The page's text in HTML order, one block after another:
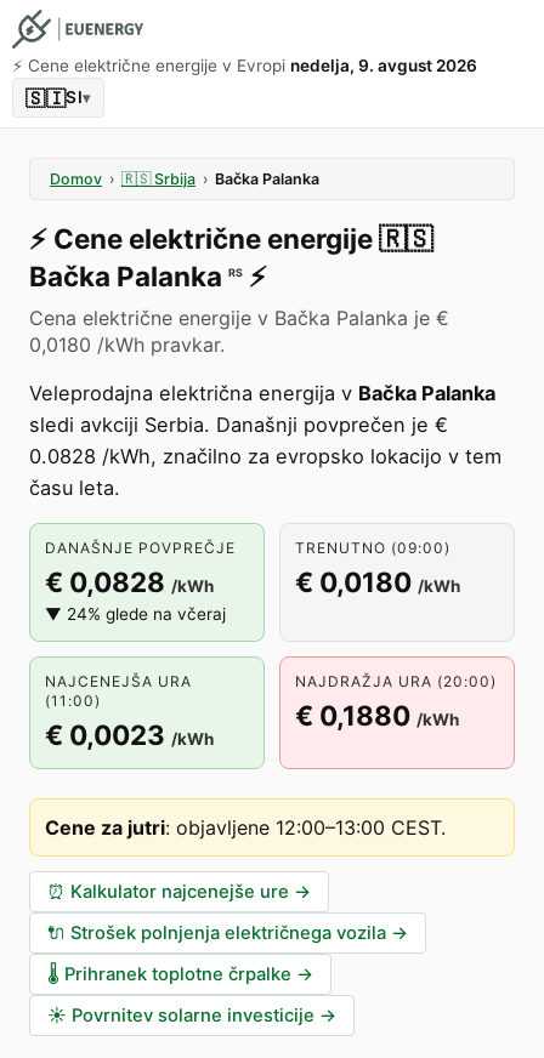
⚡️ Cene električne energije v Evropi nedelja, 9. avgust 2026
🇸🇮SI▾
Domov › 🇷🇸 Srbija › Bačka Palanka
⚡️ Cene električne energije🇷🇸
Bačka Palanka RS ⚡️
Cena električne energije v Bačka Palanka je €
0,0180 /kWh pravkar.
Veleprodajna električna energija v Bačka Palanka
sledi avkciji Serbia. Današnji povprečen je €
0.0828 /kWh, značilno za evropsko lokacijo v tem
času leta.
DANAŠNJE POVPREČJE
€ 0,0828 /kWh
▼ 24% glede na včeraj
TRENUTNO (09:00)
€ 0,0180 /kWh
NAJCENEJŠA URA
(11:00)
€ 0,0023 /kWh
NAJDRAŽJA URA (20:00)
€ 0,1880 /kWh
Cene za jutri: objavljene 12:00–13:00 CEST.
⏰ Kalkulator najcenejše ure →
🔌 Strošek polnjenja električnega vozila →
🌡️ Prihranek toplotne črpalke →
☀️ Povrnitev solarne investicije →